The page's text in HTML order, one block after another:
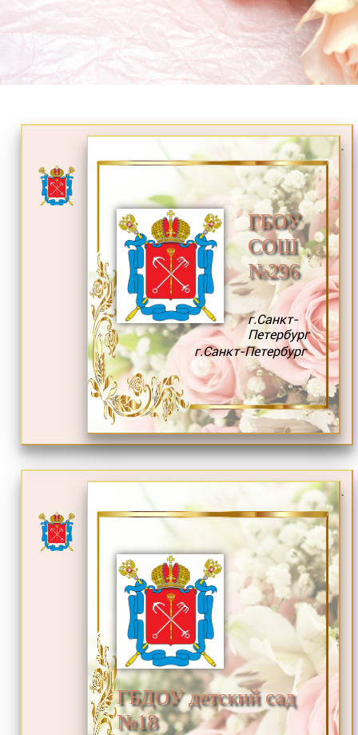
.
ГБОУ
СОШ
№296
г.Санкт-
Петербург
г.Санкт-Петербург
.
ГБДОУ детский сад
№18